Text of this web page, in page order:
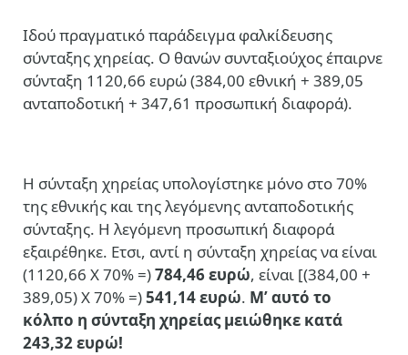
Ιδού πραγματικό παράδειγμα φαλκίδευσης
σύνταξης χηρείας. O θανών συνταξιούχος έπαιρνε
σύνταξη 1120,66 ευρώ (384,00 εθνική + 389,05
ανταποδοτική + 347,61 προσωπική διαφορά).
Η σύνταξη χηρείας υπολογίστηκε μόνο στο 70%
της εθνικής και της λεγόμενης ανταποδοτικής
σύνταξης. Η λεγόμενη προσωπική διαφορά
εξαιρέθηκε. Ετσι, αντί η σύνταξη χηρείας να είναι
(1120,66 Χ 70% =)784,46 ευρώ, είναι [(384,00 +
389,05) Χ 70% =)541,14 ευρώ. Μ’ αυτό το
κόλπο η σύνταξη χηρείας μειώθηκε κατά
243,32 ευρώ!